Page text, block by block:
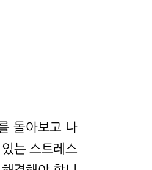
돌아보고 나
는 스트레스